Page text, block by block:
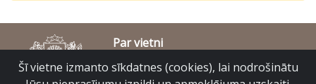
Par vietni
Piekļūstamības paziņojums
© Latvijas Valsts vēstures arhīvs 2007-2026
Šī vietne izmanto sīkdatnes (cookies), lai nodrošinātu